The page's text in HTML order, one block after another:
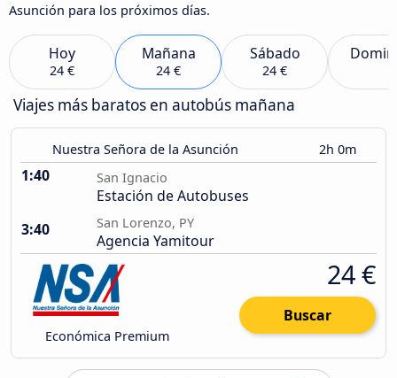
Asunción para los próximos días.
Hoy
24 €
Mañana
24 €
Sábado
24 €
Viajes más baratos en autobús mañana
Nuestra Señora de la Asunción 2h 0m
1:40 San Ignacio
Estación de Autobuses
3:40
San Lorenzo, PY
Agencia Yamitour
Económica Premium
24 €
Buscar